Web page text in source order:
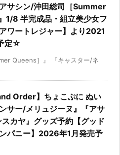
サシン/沖田総司［Summer
1/8 半完成品・組立美少女フ
ワートレジャー】より2021
定☆
Queens］』 『キャスター/ネ
Order】ちょこぷに ぬい
サー/メリュジーヌ』『アサ
カヤ』グッズ予約【グッド
パニー】2026年1月発売予